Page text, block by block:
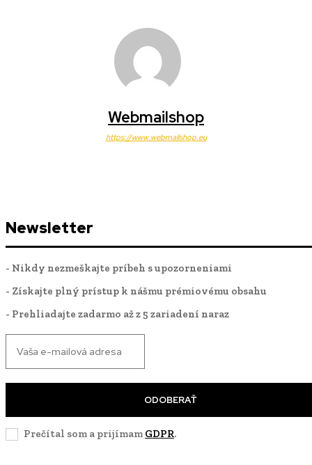
Webmailshop
https://www.webmailshop.eu
Newsletter
- Nikdy nezmeškajte príbeh s upozorneniami
- Získajte plný prístup k nášmu prémiovému obsahu
- Prehliadajte zadarmo až z 5 zariadení naraz
ODOBERAŤ
Prečítal som a prijímam GDPR.